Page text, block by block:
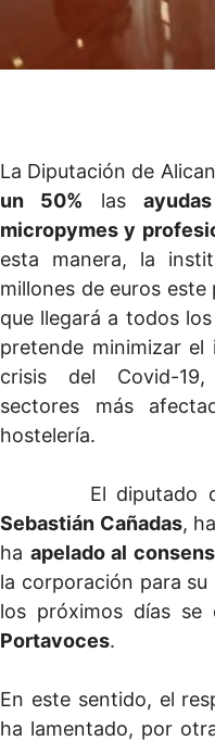
La Diputación de
un 50% las
micropymes y
esta manera, la
millones de euros
que llegará a todos
pretende minimizar
crisis del Covid-
sectores más
hostelería.
El diputado de
Sebastián Cañadas,
ha apelado al
la corporación para
los próximos días se
Portavoces.
En este sentido, el
ha lamentado, por